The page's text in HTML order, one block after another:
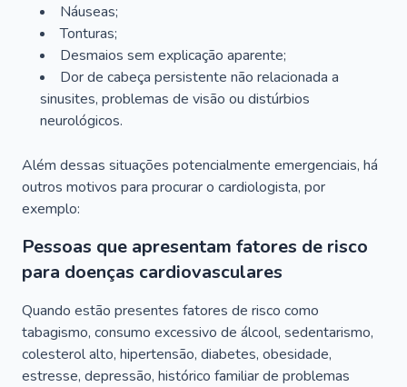
Náuseas;
Tonturas;
Desmaios sem explicação aparente;
Dor de cabeça persistente não relacionada a
sinusites, problemas de visão ou distúrbios
neurológicos.
Além dessas situações potencialmente emergenciais, há
outros motivos para procurar o cardiologista, por
exemplo:
Pessoas que apresentam fatores de risco
para doenças cardiovasculares
Quando estão presentes fatores de risco como
tabagismo, consumo excessivo de álcool, sedentarismo,
colesterol alto, hipertensão, diabetes, obesidade,
estresse, depressão, histórico familiar de problemas